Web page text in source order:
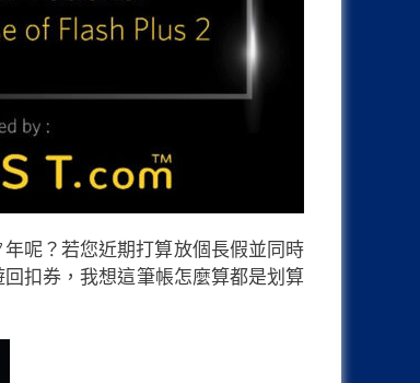
年呢？若您近期打算放個長假並同時
扣券，我想這筆帳怎麼算都是划算